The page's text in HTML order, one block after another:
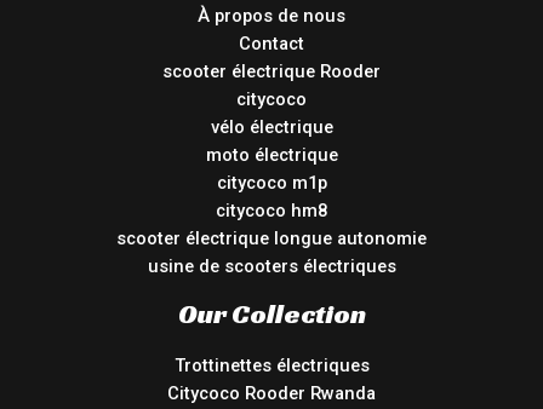
À propos de nous
Contact
scooter électrique Rooder
citycoco
vélo électrique
moto électrique
citycoco m1p
citycoco hm8
scooter électrique longue autonomie
usine de scooters électriques
Our Collection
Trottinettes électriques
Citycoco Rooder Rwanda